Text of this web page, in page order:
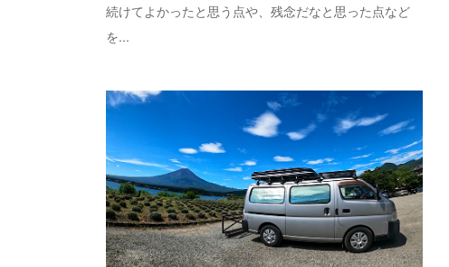
続けてよかったと思う点や、残念だなと思った点など
を...